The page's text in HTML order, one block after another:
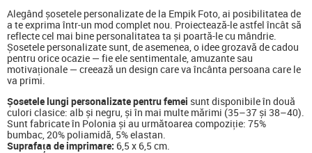
Alegând șosetele personalizate de la Empik Foto, ai posibilitatea de
a te exprima într-un mod complet nou. Proiectează-le astfel încât să
reflecte cel mai bine personalitatea ta și poartă-le cu mândrie.
Șosetele personalizate sunt, de asemenea, o idee grozavă de cadou
pentru orice ocazie — fie ele sentimentale, amuzante sau
motivaționale — creează un design care va încânta persoana care le
va primi.
Șosetele lungi personalizate pentru femei sunt disponibile în două
culori clasice: alb și negru, și în mai multe mărimi (35–37 și 38–40).
Sunt fabricate în Polonia și au următoarea compoziție: 75%
bumbac, 20% poliamidă, 5% elastan.
Suprafața de imprimare: 6,5 x 6,5 cm.